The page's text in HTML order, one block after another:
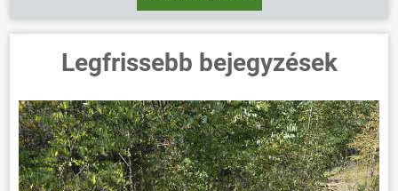
Legfrissebb bejegyzések